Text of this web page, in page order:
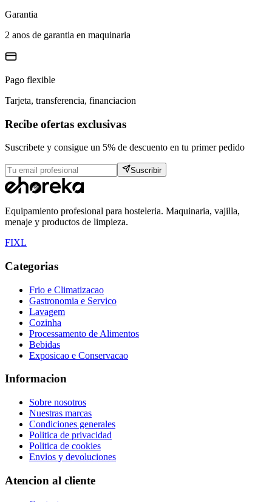
Garantia
2 anos de garantia en maquinaria
Pago flexible
Tarjeta, transferencia, financiacion
Recibe ofertas exclusivas
Suscribete y consigue un 5% de descuento en tu primer pedido
Suscribir
Equipamiento profesional para hosteleria. Maquinaria, vajilla,
menaje y productos de limpieza.
FIXL
Categorias
Frio e Climatizacao
Gastronomia e Servico
Lavagem
Cozinha
Processamento de Alimentos
Bebidas
Exposicao e Conservacao
Informacion
Sobre nosotros
Nuestras marcas
Condiciones generales
Politica de privacidad
Politica de cookies
Envios y devoluciones
Atencion al cliente